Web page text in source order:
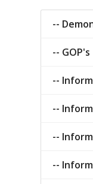
--
-- GOP's
--
--
--
--